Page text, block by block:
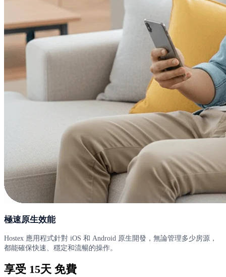
極速原生效能
Hostex 應用程式針對 iOS 和 Android 原生開發，無論管理多少房源，
都能確保快速、穩定和流暢的操作。
享受 15天 免費